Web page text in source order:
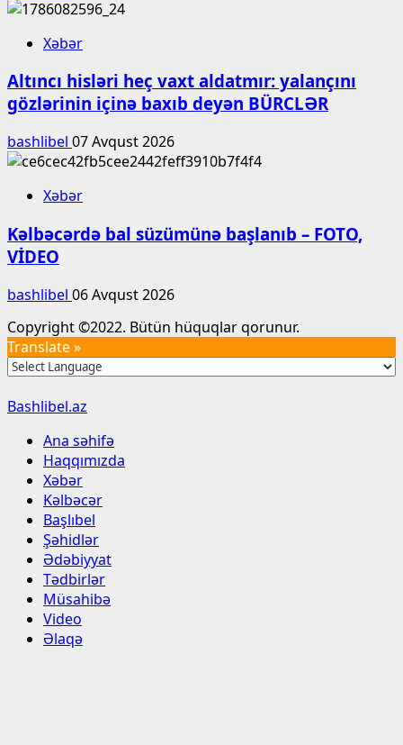
Xəbər
Altıncı hisləri heç vaxt aldatmır: yalançını
gözlərinin içinə baxıb deyən BÜRCLƏR
bashlibel 07 Avqust 2026
Xəbər
Kəlbəcərdə bal süzümünə başlanıb – FOTO,
VİDEO
bashlibel 06 Avqust 2026
Copyright ©2022. Bütün hüquqlar qorunur.
Translate »
Bashlibel.az
Ana səhifə
Haqqımızda
Xəbər
Kəlbəcər
Başlıbel
Şəhidlər
Ədəbiyyat
Tədbirlər
Müsahibə
Video
Əlaqə